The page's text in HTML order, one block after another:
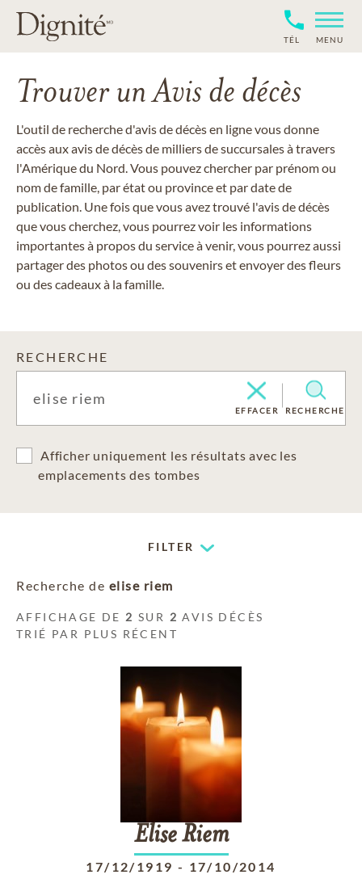
TÉL MENU
Trouver un Avis de décès
L'outil de recherche d'avis de décès en ligne vous donne
accès aux avis de décès de milliers de succursales à travers
l'Amérique du Nord. Vous pouvez chercher par prénom ou
nom de famille, par état ou province et par date de
publication. Une fois que vous avez trouvé l'avis de décès
que vous cherchez, vous pourrez voir les informations
importantes à propos du service à venir, vous pourrez aussi
partager des photos ou des souvenirs et envoyer des fleurs
ou des cadeaux à la famille.
RECHERCHE
EFFACER RECHERCHE
Afficher uniquement les résultats avec les
emplacements des tombes
FILTER
Recherche de elise riem
AFFICHAGE DE 2 SUR 2 AVIS DÉCÈS
TRIÉ PAR PLUS RÉCENT
Elise Riem
17/12/1919 - 17/10/2014